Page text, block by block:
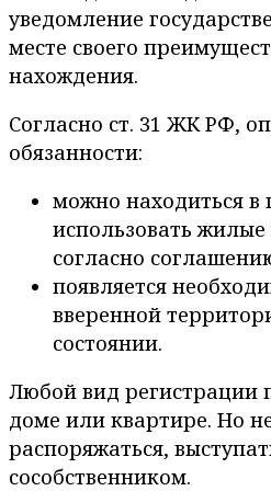
уведомление
месте своего
нахождения.
Согласно ст. 31 ЖК РФ,
обязанности:
можно находиться
использовать
согласно
появляется
вверенной
состоянии.
Любой вид регистрации
доме или квартире. Но
распоряжаться,
сособственником.